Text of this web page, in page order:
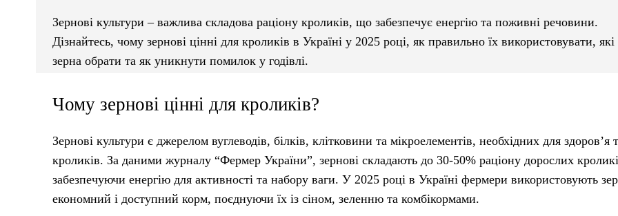
Зернові культури – важлива складова раціону кроликів, що забезпечує енергію та поживні речовини.
Дізнайтесь, чому зернові цінні для кроликів в Україні у 2025 році, як правильно їх використовувати,
зерна обрати та як уникнути помилок у годівлі.
Чому зернові цінні для кроликів?
Зернові культури є джерелом вуглеводів, білків, клітковини та мікроелементів, необхідних для здоров’я
кроликів. За даними журналу “Фермер України”, зернові складають до 30-50% раціону дорослих
забезпечуючи енергію для активності та набору ваги. У 2025 році в Україні фермери використовують
економний і доступний корм, поєднуючи їх із сіном, зеленню та комбікормами.